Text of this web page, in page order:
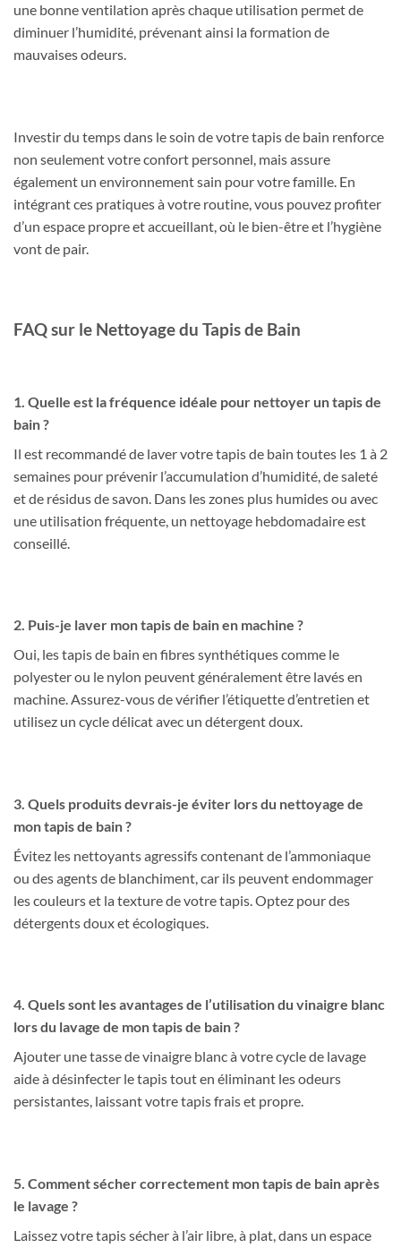
une bonne ventilation après chaque utilisation permet de
diminuer l’humidité, prévenant ainsi la formation de
mauvaises odeurs.
Investir du temps dans le soin de votre tapis de bain renforce
non seulement votre confort personnel, mais assure
également un environnement sain pour votre famille. En
intégrant ces pratiques à votre routine, vous pouvez profiter
d’un espace propre et accueillant, où le bien-être et l’hygiène
vont de pair.
FAQ sur le Nettoyage du Tapis de Bain
1. Quelle est la fréquence idéale pour nettoyer un tapis de
bain ?
Il est recommandé de laver votre tapis de bain toutes les 1 à 2
semaines pour prévenir l’accumulation d’humidité, de saleté
et de résidus de savon. Dans les zones plus humides ou avec
une utilisation fréquente, un nettoyage hebdomadaire est
conseillé.
2. Puis-je laver mon tapis de bain en machine ?
Oui, les tapis de bain en fibres synthétiques comme le
polyester ou le nylon peuvent généralement être lavés en
machine. Assurez-vous de vérifier l’étiquette d’entretien et
utilisez un cycle délicat avec un détergent doux.
3. Quels produits devrais-je éviter lors du nettoyage de
mon tapis de bain ?
Évitez les nettoyants agressifs contenant de l’ammoniaque
ou des agents de blanchiment, car ils peuvent endommager
les couleurs et la texture de votre tapis. Optez pour des
détergents doux et écologiques.
4. Quels sont les avantages de l’utilisation du vinaigre blanc
lors du lavage de mon tapis de bain ?
Ajouter une tasse de vinaigre blanc à votre cycle de lavage
aide à désinfecter le tapis tout en éliminant les odeurs
persistantes, laissant votre tapis frais et propre.
5. Comment sécher correctement mon tapis de bain après
le lavage ?
Laissez votre tapis sécher à l’air libre, à plat, dans un espace